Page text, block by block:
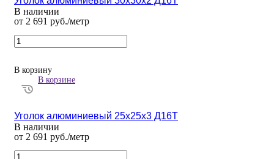
В наличии
от 2 691 руб./метр
В корзину
В корзине
Уголок алюминиевый 25х25х3 Д16Т
В наличии
от 2 691 руб./метр